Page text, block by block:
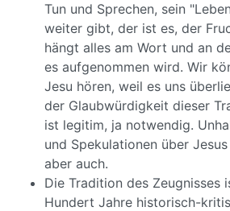
Tun und Sprechen, sein
weiter gibt, der ist es, der
hängt alles am Wort und an
es aufgenommen wird. Wir
Jesu hören, weil es uns
der Glaubwürdigkeit dieser
ist legitim, ja notwendig.
und Spekulationen über
aber auch.
Die Tradition des Zeugnisses
Hundert Jahre historisch-